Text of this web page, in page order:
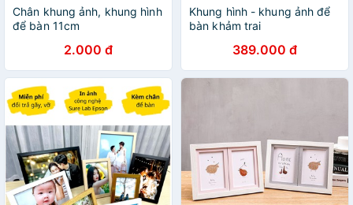
Chân khung ảnh, khung hình
để bàn 11cm
2.000 đ
Khung hình - khung ảnh để
bàn khảm trai
389.000 đ